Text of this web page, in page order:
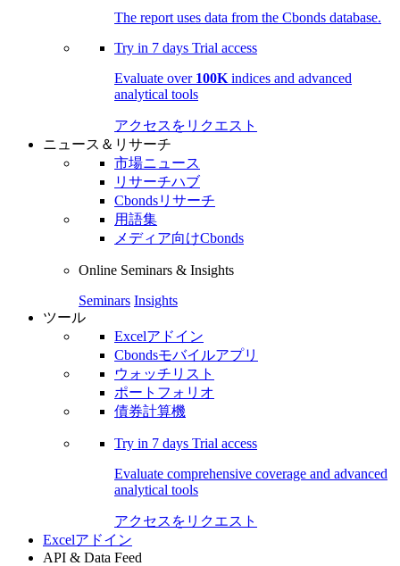
The report uses data from the Cbonds database.
Try in 7 days Trial access
Evaluate over 100K indices and advanced
analytical tools
アクセスをリクエスト
ニュース＆リサーチ
市場ニュース
リサーチハブ
Cbondsリサーチ
用語集
メディア向けCbonds
Online Seminars & Insights
Seminars Insights
ツール
Excelアドイン
Cbondsモバイルアプリ
ウォッチリスト
ポートフォリオ
債券計算機
Try in 7 days Trial access
Evaluate comprehensive coverage and advanced
analytical tools
アクセスをリクエスト
Excelアドイン
API & Data Feed